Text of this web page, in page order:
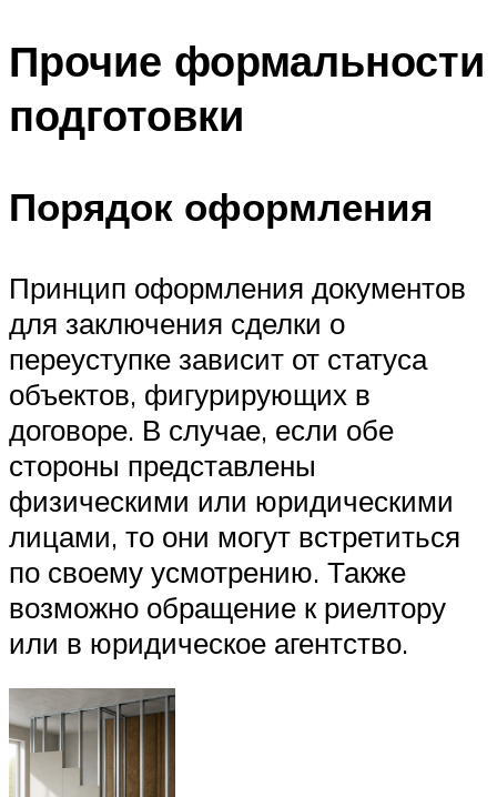
Прочие формальности
подготовки
Порядок оформления
Принцип оформления документов
для заключения сделки о
переуступке зависит от статуса
объектов, фигурирующих в
договоре. В случае, если обе
стороны представлены
физическими или юридическими
лицами, то они могут встретиться
по своему усмотрению. Также
возможно обращение к риелтору
или в юридическое агентство.